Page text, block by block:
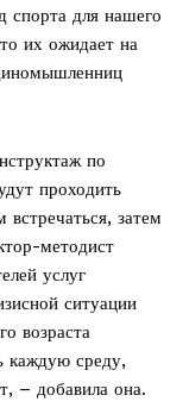
спорта для нашего
их ожидает на
по
проходить
затем
­методист
услуг
ситуации
возраста
каждую среду,
– добавила она.